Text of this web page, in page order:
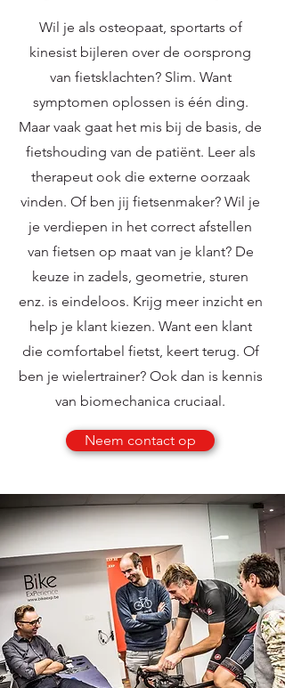
Wil je als osteopaat, sportarts of
kinesist bijleren over de oorsprong
van fietsklachten? Slim. Want
symptomen oplossen is één ding.
Maar vaak gaat het mis bij de basis, de
fietshouding van de patiënt. Leer als
therapeut ook die externe oorzaak
vinden. Of ben jij fietsenmaker? Wil je
je verdiepen in het correct afstellen
van fietsen op maat van je klant? De
keuze in zadels, geometrie, sturen
enz. is eindeloos. Krijg meer inzicht en
help je klant kiezen. Want een klant
die comfortabel fietst, keert terug. Of
ben je wielertrainer? Ook dan is kennis
van biomechanica cruciaal.
Neem contact op